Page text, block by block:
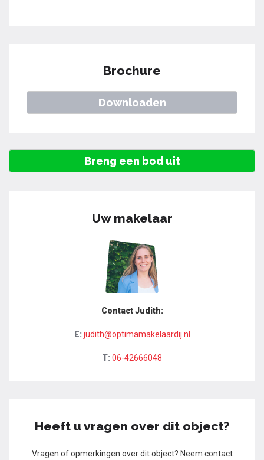
Brochure
Downloaden
Breng een bod uit
Uw makelaar
Contact Judith:
E: judith@optimamakelaardij.nl
T: 06-42666048
Heeft u vragen over dit object?
Vragen of opmerkingen over dit object? Neem contact